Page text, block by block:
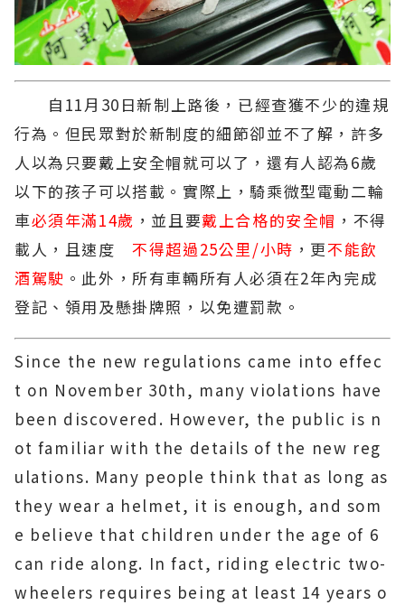
自11月30日新制上路後，已經查獲不少的違規
行為。但民眾對於新制度的細節卻並不了解，許多
人以為只要戴上安全帽就可以了，還有人認為6歲
以下的孩子可以搭載。實際上，騎乘微型電動二輪
車必須年滿14歲 ，並且要戴上合格的安全帽 ，不得
載人，且速度不得超過25公里/小時 ，更不能飲
酒駕駛 。此外，所有車輛所有人必須在2年內完成
登記、領用及懸掛牌照，以免遭罰款。
Since the new regulations came into effec
t on November 30th, many violations have
been discovered. However, the public is n
ot familiar with the details of the new reg
ulations. Many people think that as long as
they wear a helmet, it is enough, and som
e believe that children under the age of 6
can ride along. In fact, riding electric two-
wheelers requires being at least 14 years o